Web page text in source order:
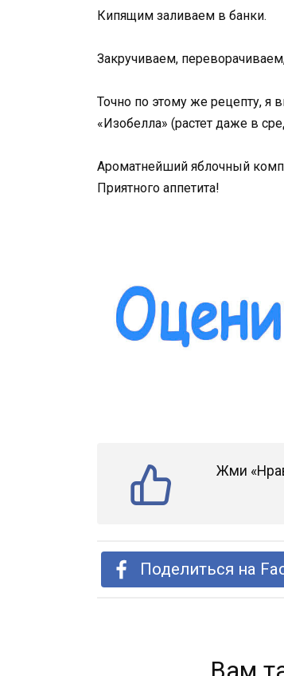
Кипящим заливаем в банки.
Закручиваем,
Точно по этому же рецепту, я
«Изобелла» (растет даже в
Ароматнейший яблочный
Приятного аппетита!
Жми
Поделиться на